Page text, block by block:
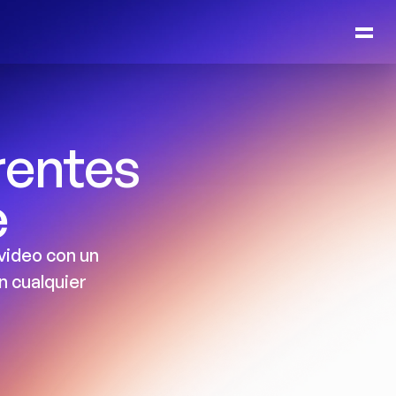
con un
cualquier